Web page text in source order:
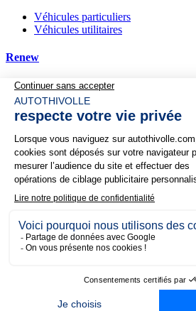
Véhicules particuliers
Véhicules utilitaires
Renew
Nos services
Financement
Reprise de votre véhicule
Complémentaire automobile
Demande de devis
Recherche personnalisée
Actualités et promotions
Nos offres du moment
Nos actualités
Mentions
professionnelleNous rejoindre